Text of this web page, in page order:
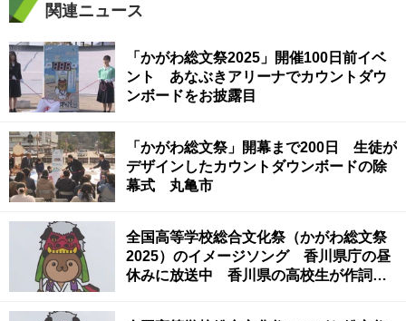
関連ニュース
「かがわ総文祭2025」開催100日前イベ
ント あなぶきアリーナでカウントダウ
ンボードをお披露目
「かがわ総文祭」開幕まで200日 生徒が
デザインしたカウントダウンボードの除
幕式 丸亀市
全国高等学校総合文化祭（かがわ総文祭
2025）のイメージソング 香川県庁の昼
休みに放送中 香川県の高校生が作詞作